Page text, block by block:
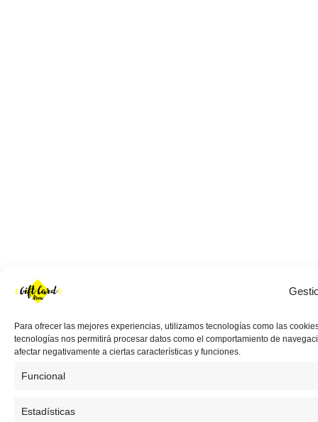
Para ofrecer las mejores experiencias, utilizamos tecnologías como las
tecnologías nos permitirá procesar datos como el comportamiento de
afectar negativamente a ciertas características y funciones.
Funcional
Estadísticas